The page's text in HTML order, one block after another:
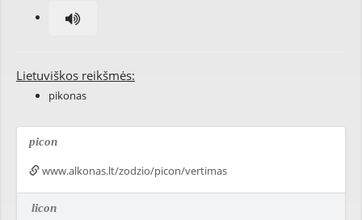
Lietuviškos reikšmės:
pikonas
picon
www.alkonas.lt/zodzio/picon/vertimas
licon